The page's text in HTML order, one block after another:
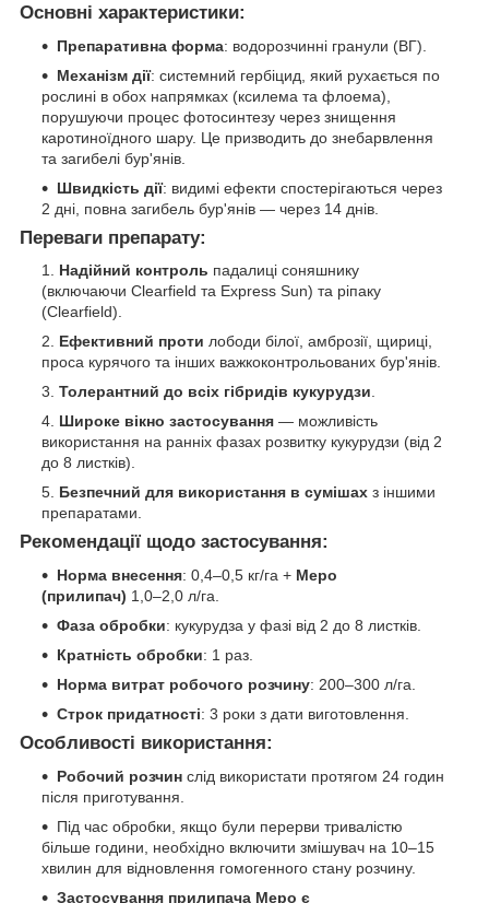
Основні характеристики:
Препаративна форма: водорозчинні гранули (ВГ).
Механізм дії: системний гербіцид, який рухається по
рослині в обох напрямках (ксилема та флоема),
порушуючи процес фотосинтезу через знищення
каротиноїдного шару. Це призводить до знебарвлення
та загибелі бур'янів.
Швидкість дії: видимі ефекти спостерігаються через
2 дні, повна загибель бур'янів — через 14 днів.
Переваги препарату:
Надійний контроль падалиці соняшнику
(включаючи Clearfield та Express Sun) та ріпаку
(Clearfield).
Ефективний проти лободи білої, амброзії, щириці,
проса курячого та інших важкоконтрольованих бур'янів.
Толерантний до всіх гібридів кукурудзи.
Широке вікно застосування — можливість
використання на ранніх фазах розвитку кукурудзи (від 2
до 8 листків).
Безпечний для використання в сумішах з іншими
препаратами.
Рекомендації щодо застосування:
Норма внесення: 0,4–0,5 кг/га + Меро
(прилипач) 1,0–2,0 л/га.
Фаза обробки: кукурудза у фазі від 2 до 8 листків.
Кратність обробки: 1 раз.
Норма витрат робочого розчину: 200–300 л/га.
Строк придатності: 3 роки з дати виготовлення.
Особливості використання:
Робочий розчин слід використати протягом 24 годин
після приготування.
Під час обробки, якщо були перерви тривалістю
більше години, необхідно включити змішувач на 10–15
хвилин для відновлення гомогенного стану розчину.
Застосування прилипача Меро є